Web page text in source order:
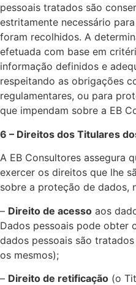
pessoais tratados são
estritamente necessário
foram recolhidos. A
efetuada com base em
informação definidos e
respeitando as obrigações
regulamentares, ou para
que impendam sobre a EB
6 – Direitos dos Titulares
A EB Consultores assegura
exercer os direitos que lhe
sobre a proteção de dados,
– Direito de acesso aos
Dados pessoais pode obter
dados pessoais são
os mesmos);
– Direito de retificação (o